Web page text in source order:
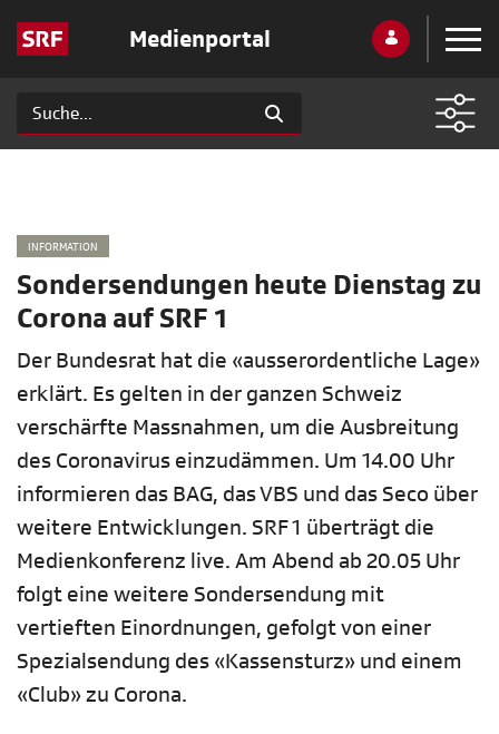
Medienportal
INFORMATION
Sondersendungen heute Dienstag zu
Corona auf SRF 1
Der Bundesrat hat die «ausserordentliche Lage»
erklärt. Es gelten in der ganzen Schweiz
verschärfte Massnahmen, um die Ausbreitung
des Coronavirus einzudämmen. Um 14.00 Uhr
informieren das BAG, das VBS und das Seco über
weitere Entwicklungen. SRF 1 überträgt die
Medienkonferenz live. Am Abend ab 20.05 Uhr
folgt eine weitere Sondersendung mit
vertieften Einordnungen, gefolgt von einer
Spezialsendung des «Kassensturz» und einem
«Club» zu Corona.